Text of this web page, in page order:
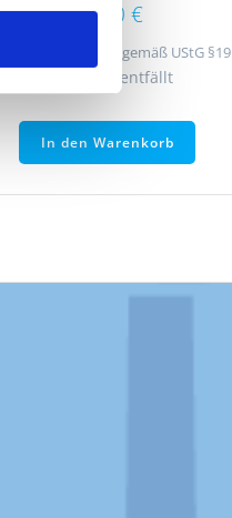
20,00 €
gemäß UStG §19
Lieferzeit: entfällt
In den Warenkorb